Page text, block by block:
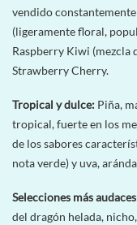
vendido
(ligeramente floral,
Raspberry Kiwi (mezcla
Strawberry Cherry.
Tropical y dulce: Piña,
tropical, fuerte en los
de los sabores
nota verde) y uva,
Selecciones más
del dragón helada,